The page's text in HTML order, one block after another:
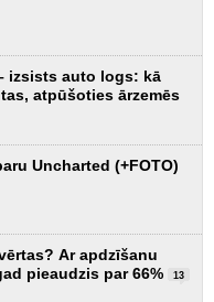
izsists auto logs: kā
atpūšoties ārzemēs
Uncharted (+FOTO)
Ar apdzīšanu
pieaudzis par 66%
13